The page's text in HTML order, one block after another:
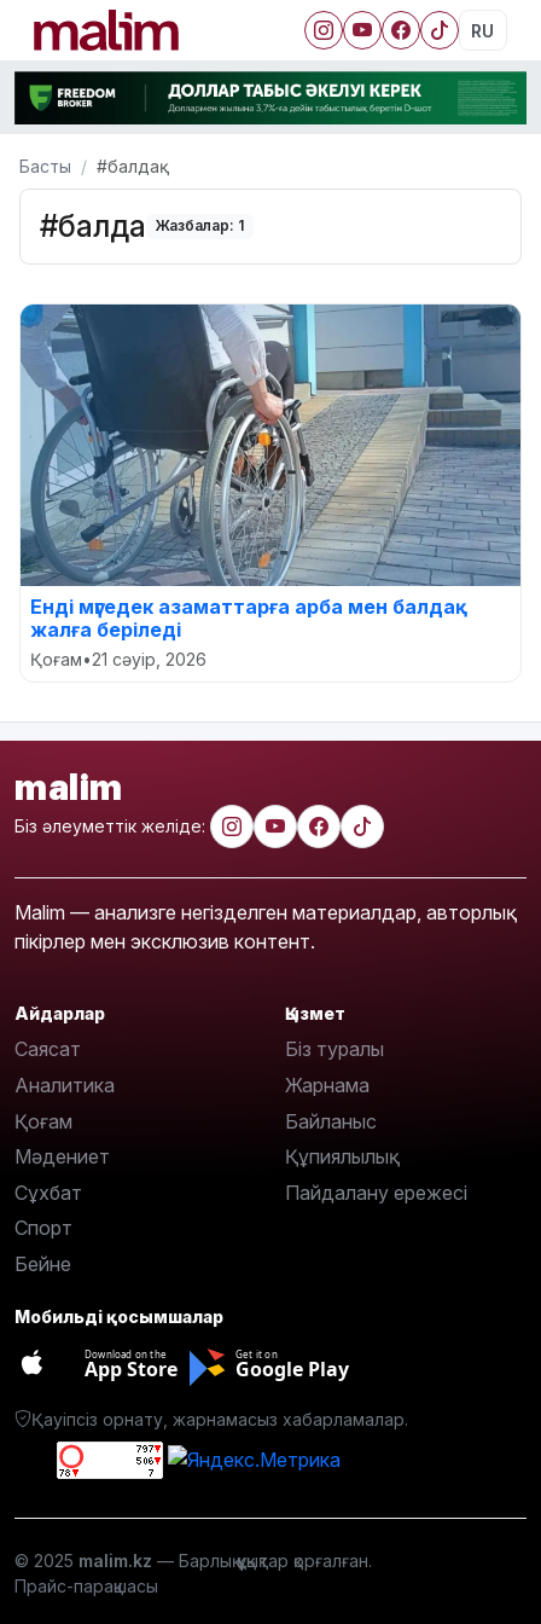
RU
Басты #балдақ
#балдақ Жазбалар: 1
Енді мүгедек азаматтарға арба мен балдақ
жалға беріледі
Қоғам•21 сәуір, 2026
malim
Біз әлеуметтік желіде:
Malim — анализге негізделген материалдар, авторлық
пікірлер мен эксклюзив контент.
Айдарлар
Саясат
Аналитика
Қоғам
Мәдениет
Сұхбат
Спорт
Бейне
Қызмет
Біз туралы
Жарнама
Байланыс
Құпиялылық
Пайдалану ережесі
Мобильді қосымшалар
Download on the
App Store
Get it on
Google Play
Қауіпсіз орнату, жарнамасыз хабарламалар.
© 2025 malim.kz — Барлық құқықтар қорғалған.
Прайс-парақшасы